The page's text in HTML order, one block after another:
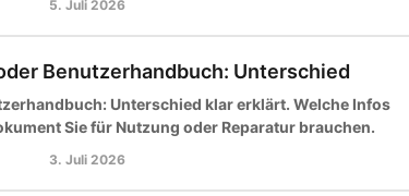
5. Juli 2026
Benutzerhandbuch: Unterschied
Unterschied klar erklärt. Welche Infos
Sie für Nutzung oder Reparatur brauchen.
3. Juli 2026